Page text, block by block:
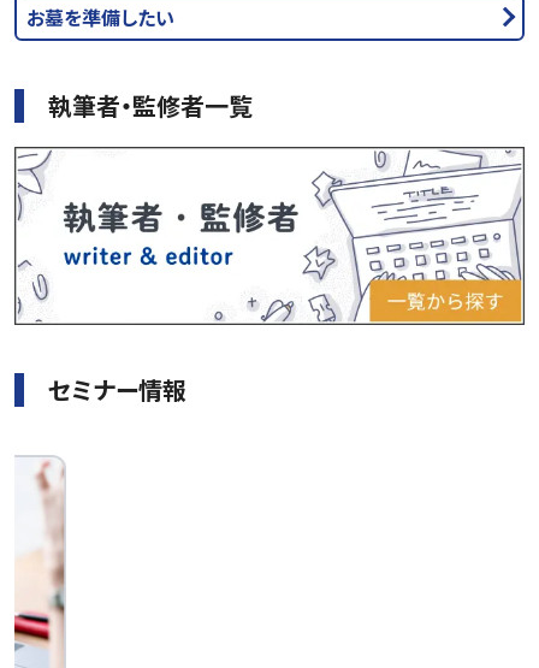
お墓を準備したい
執筆者・監修者一覧
セミナー情報